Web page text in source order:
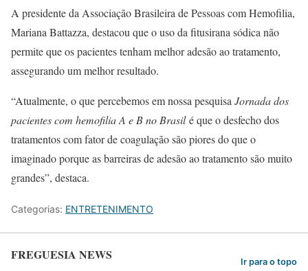
A presidente da Associação Brasileira de Pessoas com Hemofilia,
Mariana Battazza, destacou que o uso da fitusirana sódica não
permite que os pacientes tenham melhor adesão ao tratamento,
assegurando um melhor resultado.
“Atualmente, o que percebemos em nossa pesquisa Jornada dos
pacientes com hemofilia A e B no Brasilé que o desfecho dos
tratamentos com fator de coagulação são piores do que o
imaginado porque as barreiras de adesão ao tratamento são muito
grandes”, destaca.
Categorias: ENTRETENIMENTO
FREGUESIA NEWS Ir para o topo